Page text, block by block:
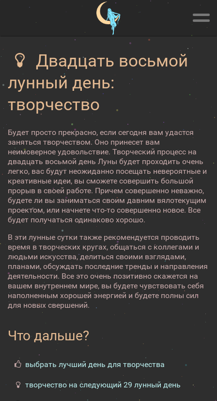
Двадцать восьмой
лунный день:
творчество
Будет просто прекрасно, если сегодня вам удастся
заняться творчеством. Оно принесет вам
неимоверное удовольствие. Творческий процесс на
двадцать восьмой день Луны будет проходить очень
легко, вас будут неожиданно посещать невероятные и
креативные идеи, вы сможете совершить большой
прорыв в своей работе. Причем совершенно неважно,
будете ли вы заниматься своим давним вялотекущим
проектом, или начнете что-то совершенно новое. Все
будет получаться одинаково хорошо.
В эти лунные сутки также рекомендуется проводить
время в творческих кругах, общаться с коллегами и
людьми искусства, делиться своими взглядами,
планами, обсуждать последние тренды и направления
деятельности. Все это очень позитивно скажется на
вашем внутреннем мире, вы будете чувствовать себя
наполненным хорошей энергией и будете полны сил
для новых свершений.
Что дальше?
выбрать лучший день для творчества
творчество на следующий 29 лунный день